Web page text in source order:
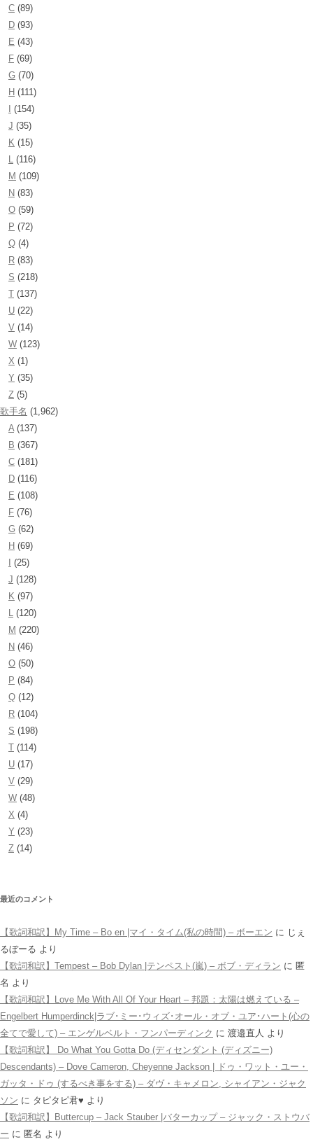
C (89)
D (93)
E (43)
F (69)
G (70)
H (111)
(154)
J (35)
K (15)
L (116)
M (109)
N (83)
O (59)
P (72)
Q (4)
R (83)
S (218)
T (137)
U (22)
V (14)
W (123)
X (1)
Y (35)
Z (5)
歌手名 (1,962)
A(137)
B (367)
C (181)
D (116)
E (108)
F (76)
G (62)
H (69)
(25)
J (128)
K (97)
L (120)
M (220)
N (46)
O (50)
P (84)
Q (12)
R (104)
S (198)
T (114)
U (17)
V (29)
W (48)
X (4)
Y (23)
Z (14)
最近のコメント
【歌詞和訳】My Time – Bo en |マイ・タイム(私の時間) – ボーエン に じぇ
るぼーる より
【歌詞和訳】Tempest – Bob Dylan |テンペスト(嵐) – ボブ・ディラン に 匿
名 より
【歌詞和訳】Love Me With All Of Your Heart – 邦題：太陽は燃えている –
Engelbert Humperdinck|ラブ･ミー･ウィズ･オール・オブ・ユア･ハート(心の
全てで愛して) – エンゲルベルト・フンパーディンク に 渡邉直人 より
【歌詞和訳】 Do What You Gotta Do (ディセンダント (ディズニー)
Descendants) – Dove Cameron, Cheyenne Jackson | ドゥ・ワット・ユー・
ガッタ・ドゥ (するべき事をする) – ダヴ・キャメロン, シャイアン・ジャク
ソン に タピタピ君♥️ より
【歌詞和訳】Buttercup – Jack Stauber |バターカップ – ジャック・ストウバ
ー に 匿名 より